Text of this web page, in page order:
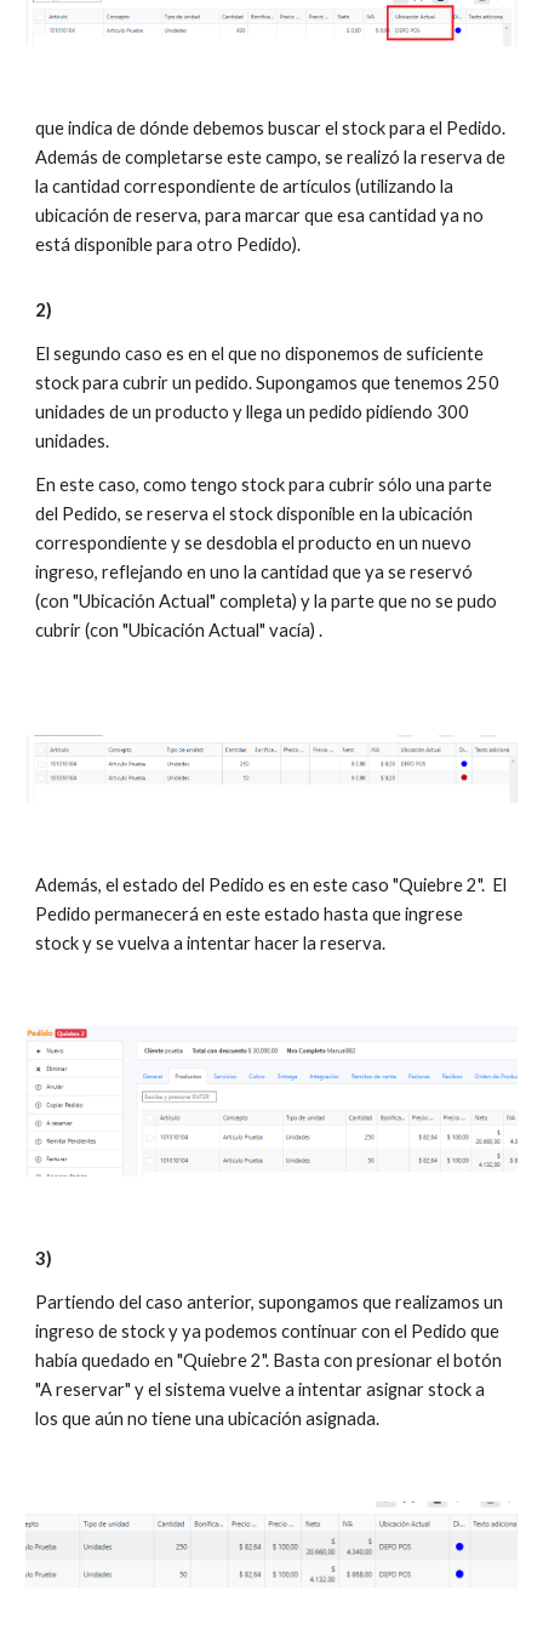
que indica de dónde debemos buscar el stock para el Pedido.
Además de completarse este campo, se realizó la reserva de
la cantidad correspondiente de artículos (utilizando la
ubicación de reserva, para marcar que esa cantidad ya no
está disponible para otro Pedido).
2)
El segundo caso es en el que no disponemos de suficiente
stock para cubrir un pedido. Supongamos que tenemos 250
unidades de un producto y llega un pedido pidiendo 300
unidades.
En este caso, como tengo stock para cubrir sólo una parte
del Pedido, se reserva el stock disponible en la ubicación
correspondiente y se desdobla el producto en un nuevo
ingreso, reflejando en uno la cantidad que ya se reservó
(con "Ubicación Actual" completa) y la parte que no se pudo
cubrir (con "Ubicación Actual" vacía) .
Además, el estado del Pedido es en este caso "Quiebre 2". El
Pedido permanecerá en este estado hasta que ingrese
stock y se vuelva a intentar hacer la reserva.
3)
Partiendo del caso anterior, supongamos que realizamos un
ingreso de stock y ya podemos continuar con el Pedido que
había quedado en "Quiebre 2". Basta con presionar el botón
"A reservar" y el sistema vuelve a intentar asignar stock a
los que aún no tiene una ubicación asignada.